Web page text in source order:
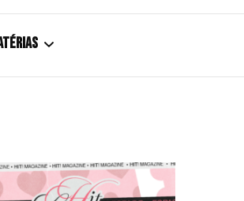
Coletiva de Imprensa